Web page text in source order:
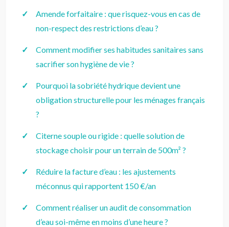
Amende forfaitaire : que risquez-vous en cas de
non-respect des restrictions d’eau ?
Comment modifier ses habitudes sanitaires sans
sacrifier son hygiène de vie ?
Pourquoi la sobriété hydrique devient une
obligation structurelle pour les ménages français
?
Citerne souple ou rigide : quelle solution de
stockage choisir pour un terrain de 500m² ?
Réduire la facture d’eau : les ajustements
méconnus qui rapportent 150 €/an
Comment réaliser un audit de consommation
d’eau soi-même en moins d’une heure ?